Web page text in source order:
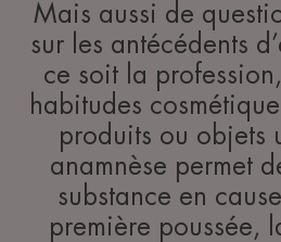
Mais aussi de
sur les antécédents
ce soit la
habitudes
produits ou objets
anamnèse permet
substance en
première poussée,